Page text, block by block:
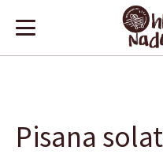
Pisana